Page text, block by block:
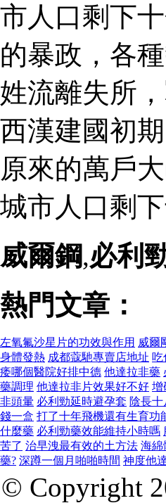
市人口剩下
的暴政，各
姓流離失所
西漢建國初
原來的萬戶
城市人口剩
威爾鋼,必利
熱門文章：
左氧氟沙星片的功效與作用 威爾
身體發熱 成都蔻馳專賣店地址 吃
痿哪個醫院好排中德 他達拉非藥
藥調理 他達拉非片效果好不好 增
非頭暈 必利勁延時避孕套 陰長
錢一盒 打了十年飛機還有生育功
什麼藥 必利勁藥效能維持小時嗎
苦了 治早洩最有效的土方法 海綿
藥? 深蹲一個月啪啪時間 神度他
© Copyright